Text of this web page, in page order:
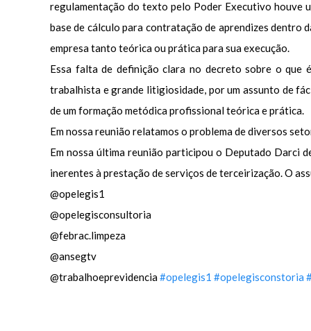
regulamentação do texto pelo Poder Executivo houve
base de cálculo para contratação de aprendizes
empresa tanto teórica ou prática para sua execução.
Essa falta de definição clara no decreto sobre o que
trabalhista e grande litigiosidade, por um assunto de
de um formação metódica profissional teórica e prática.
Em nossa reunião relatamos o problema de diversos
Em nossa última reunião participou o Deputado Darci
inerentes à prestação de serviços de terceirização. O
@opelegis1
@opelegisconsultoria
@febrac.limpeza
@ansegtv
@trabalhoeprevidencia#opelegis1 #opelegisconstoria